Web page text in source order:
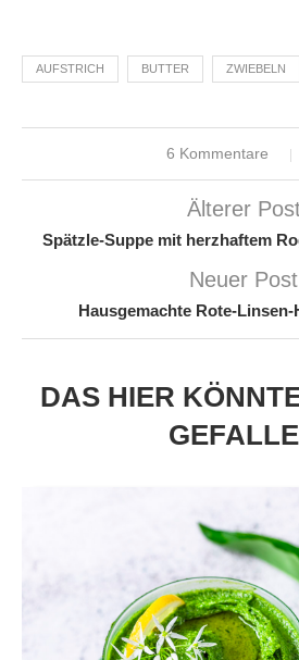
AUFSTRICH BUTTER ZWIEBELN
6 Kommentare
Älterer
Spätzle-Suppe mit herzhaftem
Neuer Post
Hausgemachte Rote-
DAS HIER